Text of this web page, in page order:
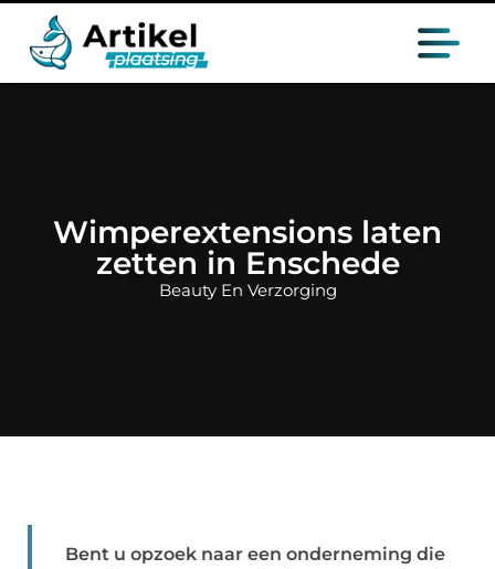
Wimperextensions laten
zetten in Enschede
Beauty En Verzorging
Bent u opzoek naar een onderneming die